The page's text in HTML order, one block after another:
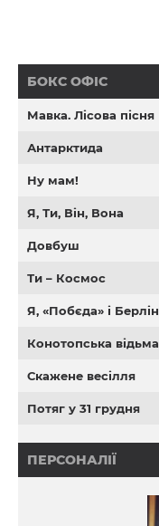
БОКС ОФІС
Мавка. Лісова пісня
Антарктида
Ну мам!
Я, Ти, Він, Вона
Довбуш
Ти – Космос
Я, «Побєда» і Берлін
Конотопська відьма
Скажене весілля
Потяг у 31 грудня
ПЕРСОНАЛІЇ